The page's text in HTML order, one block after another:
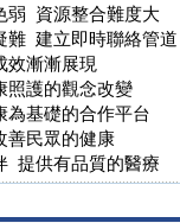
弱 資源整合難度大
難 建立即時聯絡管道
效漸漸展現
照護的觀念改變
為基礎的合作平台
善民眾的健康
提供有品質的醫療